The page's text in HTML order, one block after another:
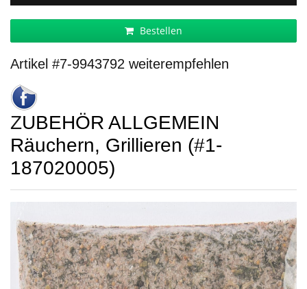
Bestellen
Artikel #7-9943792 weiterempfehlen
ZUBEHÖR ALLGEMEIN
Räuchern, Grillieren (#1-
187020005)